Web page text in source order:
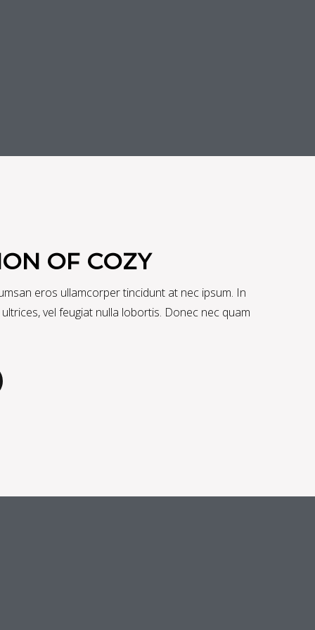
OF COZY
eros ullamcorper tincidunt at nec ipsum. In
vel feugiat nulla lobortis. Donec nec quam